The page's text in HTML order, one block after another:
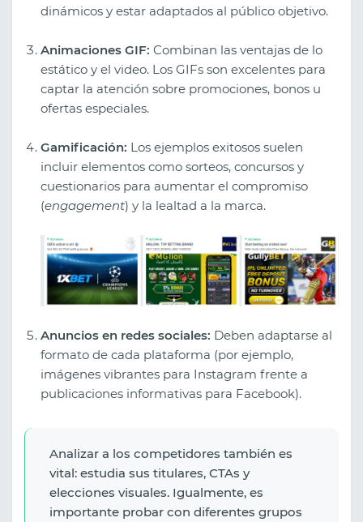
dinámicos y estar adaptados al público objetivo.
Animaciones GIF: Combinan las ventajas de lo
estático y el video. Los GIFs son excelentes para
captar la atención sobre promociones, bonos u
ofertas especiales.
Gamificación: Los ejemplos exitosos suelen
incluir elementos como sorteos, concursos y
cuestionarios para aumentar el compromiso
(engagement) y la lealtad a la marca.
Anuncios en redes sociales: Deben adaptarse al
formato de cada plataforma (por ejemplo,
imágenes vibrantes para Instagram frente a
publicaciones informativas para Facebook).
Analizar a los competidores también es
vital: estudia sus titulares, CTAs y
elecciones visuales. Igualmente, es
importante probar con diferentes grupos